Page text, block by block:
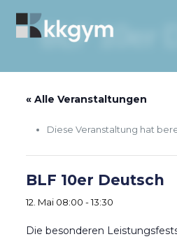
BLF 10er
« Alle Veranstaltungen
Diese Veranstaltung hat
BLF 10er Deutsch
12. Mai 08:00 -13:30
Die besonderen